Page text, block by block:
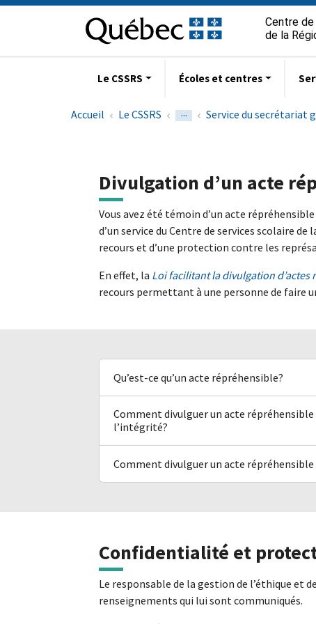
Aller à la navigation principale
Aller au contenu principal
Passer au pied de page
au
contenu
Centre
de la
Le CSSRS Écoles et centres
Accueil Le CSSRS ... Service du secrétariat
Divulgation d’un acte
Vous avez été témoin d’un acte
d’un service du Centre de services scolaire
recours et d’une protection contre les
En effet, la Loi facilitant la divulgation d’actes
recours permettant à une personne de faire
Qu’est-ce qu’un acte répréhensible?
Comment divulguer un acte
l’intégrité?
Comment divulguer un acte
Confidentialité et
Le responsable de la gestion de l’éthique et
renseignements qui lui sont communiqués.